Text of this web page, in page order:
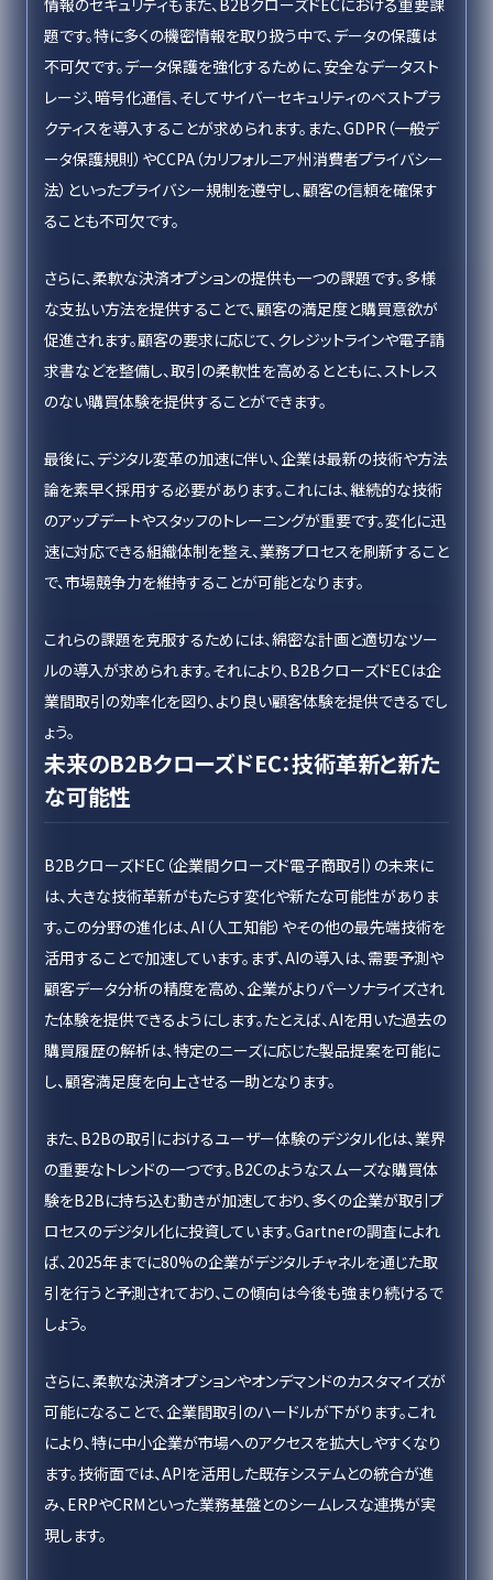
情報のセキュリティもまた、B2BクローズドECにおける重要課
題です。特に多くの機密情報を取り扱う中で、データの保護は
不可欠です。データ保護を強化するために、安全なデータスト
レージ、暗号化通信、そしてサイバーセキュリティのベストプラ
クティスを導入することが求められます。また、GDPR（一般デ
ータ保護規則）やCCPA（カリフォルニア州消費者プライバシー
法）といったプライバシー規制を遵守し、顧客の信頼を確保す
ることも不可欠です。
さらに、柔軟な決済オプションの提供も一つの課題です。多様
な支払い方法を提供することで、顧客の満足度と購買意欲が
促進されます。顧客の要求に応じて、クレジットラインや電子請
求書などを整備し、取引の柔軟性を高めるとともに、ストレス
のない購買体験を提供することができます。
最後に、デジタル変革の加速に伴い、企業は最新の技術や方法
論を素早く採用する必要があります。これには、継続的な技術
のアップデートやスタッフのトレーニングが重要です。変化に迅
速に対応できる組織体制を整え、業務プロセスを刷新すること
で、市場競争力を維持することが可能となります。
これらの課題を克服するためには、綿密な計画と適切なツー
ルの導入が求められます。それにより、B2BクローズドECは企
業間取引の効率化を図り、より良い顧客体験を提供できるでし
ょう。
未来のB2BクローズドEC：技術革新と新た
な可能性
B2BクローズドEC（企業間クローズド電子商取引）の未来に
は、大きな技術革新がもたらす変化や新たな可能性がありま
す。この分野の進化は、AI（人工知能）やその他の最先端技術を
活用することで加速しています。まず、AIの導入は、需要予測や
顧客データ分析の精度を高め、企業がよりパーソナライズされ
た体験を提供できるようにします。たとえば、AIを用いた過去の
購買履歴の解析は、特定のニーズに応じた製品提案を可能に
し、顧客満足度を向上させる一助となります。
また、B2Bの取引におけるユーザー体験のデジタル化は、業界
の重要なトレンドの一つです。B2Cのようなスムーズな購買体
験をB2Bに持ち込む動きが加速しており、多くの企業が取引プ
ロセスのデジタル化に投資しています。Gartnerの調査によれ
ば、2025年までに80%の企業がデジタルチャネルを通じた取
引を行うと予測されており、この傾向は今後も強まり続けるで
しょう。
さらに、柔軟な決済オプションやオンデマンドのカスタマイズが
可能になることで、企業間取引のハードルが下がります。これ
により、特に中小企業が市場へのアクセスを拡大しやすくなり
ます。技術面では、APIを活用した既存システムとの統合が進
み、ERPやCRMといった業務基盤とのシームレスな連携が実
現します。